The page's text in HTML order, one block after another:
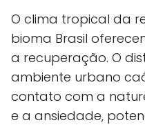
O clima tropical da
bioma Brasil
a recuperação. O
ambiente urbano
contato com a
e a ansiedade,